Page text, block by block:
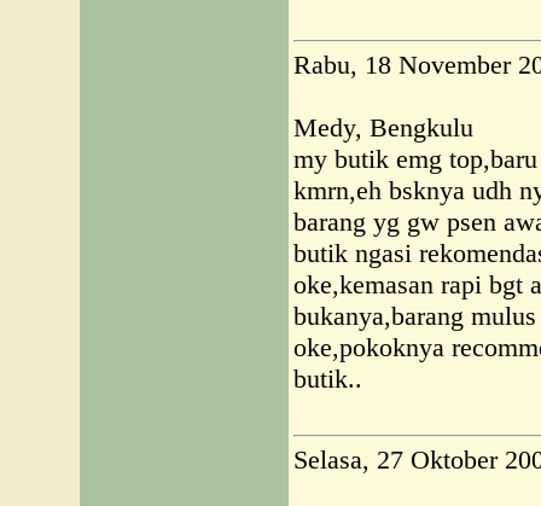
Rabu, 18 November
Medy, Bengkulu
my butik emg
kmrn,eh bsknya udh
barang yg gw psen
butik ngasi
oke,kemasan rapi bgt
bukanya,barang
oke,pokoknya
butik..
Selasa, 27 Oktober